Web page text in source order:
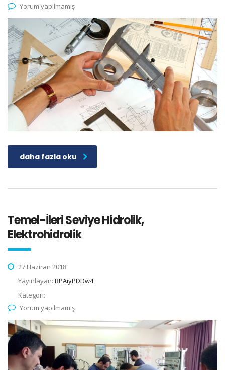
Yorum yapılmamış
daha fazla oku
Temel-İleri Seviye Hidrolik,
Elektrohidrolik
27 Haziran 2018
Yayınlayan: RPAiyPDDw4
Kategori:
Yorum yapılmamış